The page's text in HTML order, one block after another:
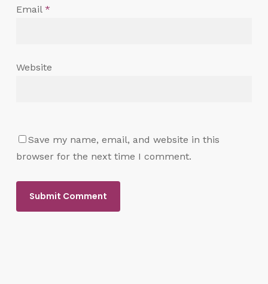
Email *
Website
Save my name, email, and website in this
browser for the next time I comment.